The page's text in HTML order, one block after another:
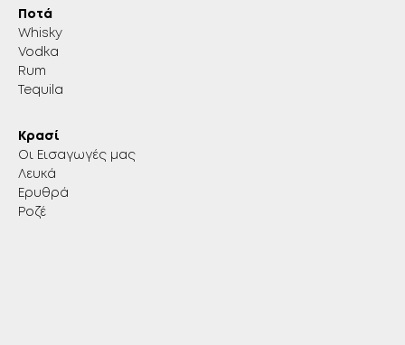
Ποτά
Whisky
Vodka
Rum
Tequila
Κρασί
Οι Εισαγωγές μας
Λευκά
Ερυθρά
Ροζέ